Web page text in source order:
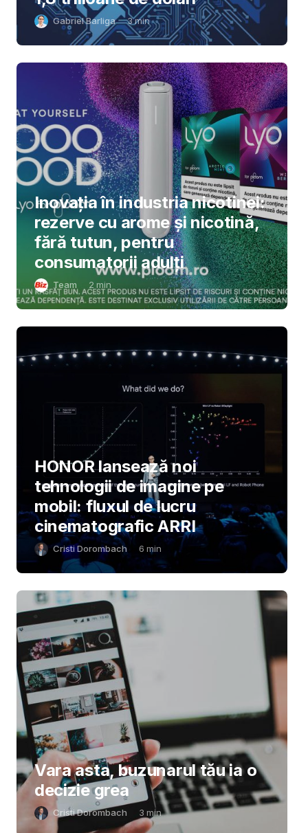
Gabriel Barliga 3min
Inovația în industria nicotinei:
rezerve cu arome și nicotină,
fără tutun, pentru
consumatorii adulți
Team 2 min
HONOR lansează noi
tehnologii de imagine pe
mobil: fluxul de lucru
cinematografic ARRI
Cristi Dorombach 6 min
Vara asta, buzunarul tău ia o
decizie grea
Cristi Dorombach 3 min